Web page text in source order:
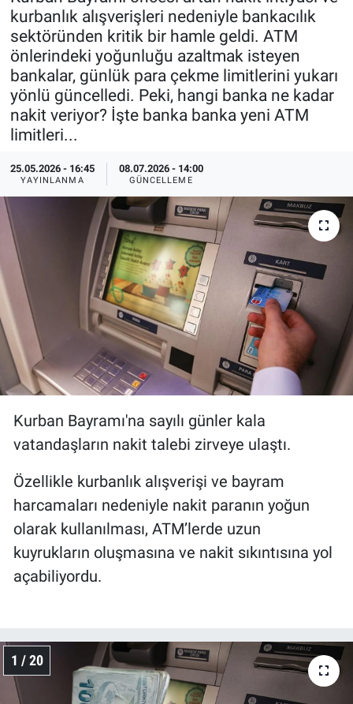
kurbanlık alışverişleri nedeniyle bankacılık
sektöründen kritik bir hamle geldi. ATM
önlerindeki yoğunluğu azaltmak isteyen
bankalar, günlük para çekme limitlerini yukarı
yönlü güncelledi. Peki, hangi banka ne kadar
nakit veriyor? İşte banka banka yeni ATM
limitleri...
25.05.2026 - 16:45
YAYINLANMA
08.07.2026 - 14:00
GÜNCELLEME
Kurban Bayramı'na sayılı günler kala
vatandaşların nakit talebi zirveye ulaştı.
Özellikle kurbanlık alışverişi ve bayram
harcamaları nedeniyle nakit paranın yoğun
olarak kullanılması, ATM’lerde uzun
kuyrukların oluşmasına ve nakit sıkıntısına yol
açabiliyordu.
1 / 20
Özel Haberler
Yazarlar
Dünya
Medya
Özel Haberler
Erişim Bilgileri
Teknoloji
Ramazan
Haber Arşivi